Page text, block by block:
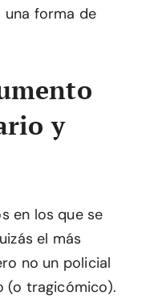
una forma de
y
en los que se
el más
no un policial
(o tragicómico).